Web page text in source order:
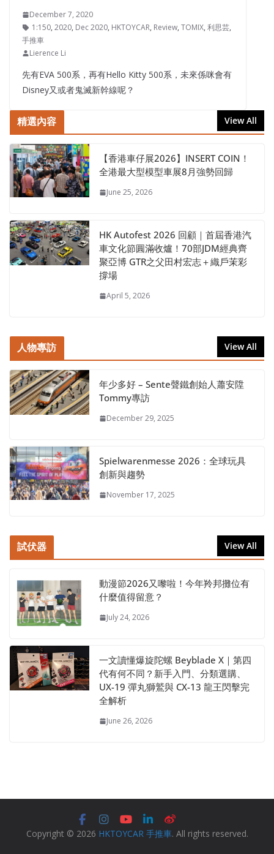
December 7, 2020
1:150, 2020, Dec 2020, HKTOYCAR, Review, TOMIX, 利思芸,
手推車
Lierence Li
先有EVA 500系，再有Hello Kitty 500系，未來係咪會有
Disney又或者鬼滅新幹線呢？
精選內容 View All
【香港車仔展2026】INSERT COIN！
全港最大型模型車展8月強勢回歸
June 25, 2026
HK Autofest 2026 回顧｜首屆香港汽
車文化節圓滿收爐！70部JDM經典齊
聚亞博 GTR之父田村宏志＋織戶茉彩
撐場
April 5, 2026
人物專訪 View All
年少多好 – Sente聲鐵創始人蕭安陞
Tommy專訪
December 29, 2025
Spielwarenmesse 2026：全球玩具
創新與趨勢
November 17, 2025
試伏器 View All
動漫節2026又嚟啦！今年羚邦攤位有
什麼值得留意？
July 24, 2026
一文讀懂爆旋陀螺 Beyblade X｜第四
代有何不同？新手入門、分類選購、
UX-19 彈丸獅鷲與 CX-13 龍王閃擊完
全解析
June 26, 2026
Copyright © 2026 HKTOYCAR 手推車. All rights reserved.